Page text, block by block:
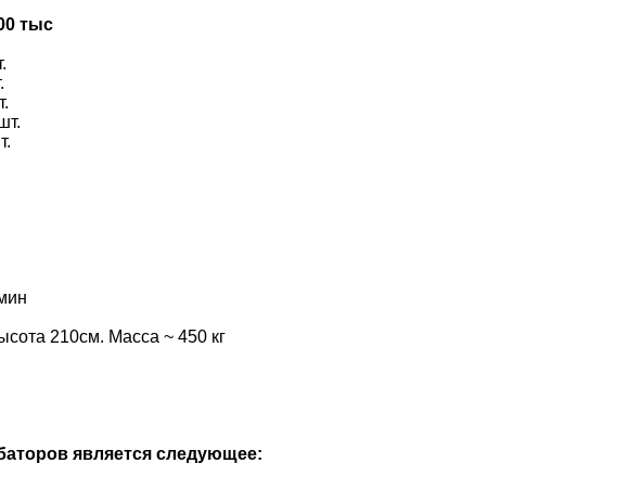
тыс
210см. Масса ~ 450 кг
является следующее: